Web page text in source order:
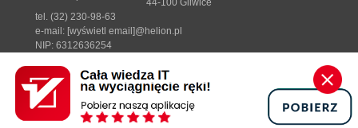
Designed with ♥ byTonik.pl
tel. (32) 230-98-63
e-mail: [wyświetl email]@helion.pl
NIP: 6312636254
Pełna wersja strony »